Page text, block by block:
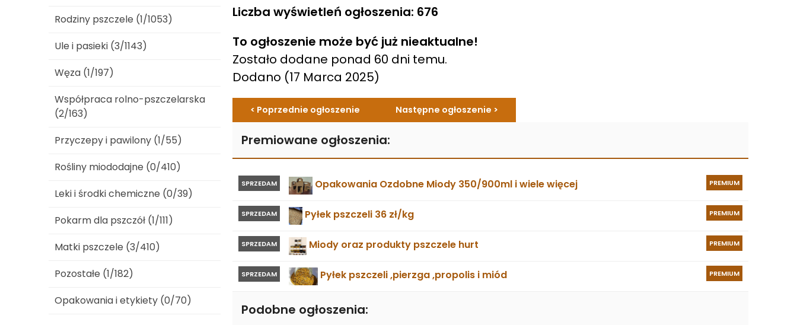
Liczba wyświetleń ogłoszenia: 676
To ogłoszenie może być już nieaktualne!
Zostało dodane ponad 60 dni temu.
Dodano (17 Marca 2025)
< Poprzednie ogłoszenie Następne ogłoszenie >
Premiowane ogłoszenia:
PREMIUM
SPRZEDAM Opakowania Ozdobne Miody 350/900ml i wiele więcej
PREMIUM
SPRZEDAM Pyłek pszczeli 36 zł/kg
PREMIUM
SPRZEDAM Miody oraz produkty pszczele hurt
PREMIUM
SPRZEDAM Pyłek pszczeli ,pierzga ,propolis i miód
Podobne ogłoszenia:
Rodziny pszczele (1/1053)
Ule i pasieki (3/1143)
Węza (1/197)
Współpraca rolno-pszczelarska
(2/163)
Przyczepy i pawilony (1/55)
Rośliny miododajne (0/410)
Leki i środki chemiczne (0/39)
Pokarm dla pszczół (1/111)
Matki pszczele (3/410)
Pozostałe (1/182)
Opakowania i etykiety (0/70)